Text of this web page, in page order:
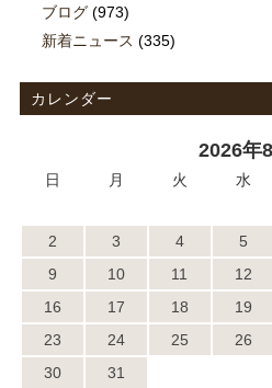
ブログ(973)
新着ニュース (335)
カレンダー
2026年
日 月 火 水
2
3 4 5
9
10 11 12
16
17 18 19
23
24 25 26
30
31